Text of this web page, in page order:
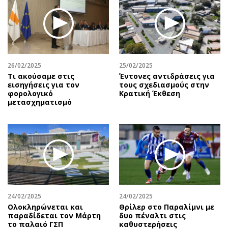
26/02/2025
Τι ακούσαμε στις
εισηγήσεις για τον
φορολογικό
μετασχηματισμό
25/02/2025
Έντονες αντιδράσεις για
τους σχεδιασμούς στην
Κρατική Έκθεση
24/02/2025
Ολοκληρώνεται και
παραδίδεται τον Μάρτη
το παλαιό ΓΣΠ
24/02/2025
Θρίλερ στο Παραλίμνι με
δυο πέναλτι στις
καθυστερήσεις